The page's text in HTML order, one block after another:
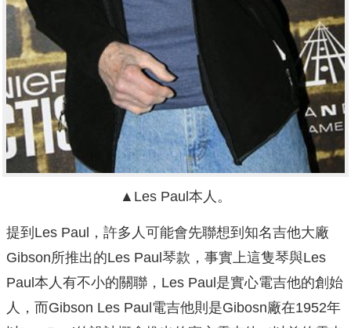
▲Les Paul本人。
提到Les Paul，許多人可能會先聯想到知名吉他大廠
Gibson所推出的Les Paul琴款，事實上這隻琴與Les
Paul本人有不小的關聯，Les Paul是實心電吉他的創始
人，而Gibson Les Paul電吉他則是Gibosn廠在1952年